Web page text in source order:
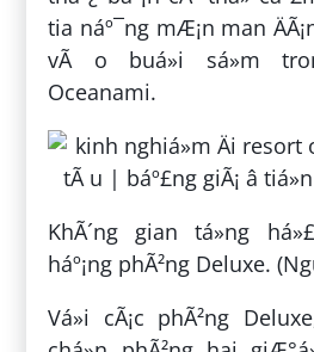
tia náº¯ng mÆ¡n man
vÃ o buá»i sá»m
Oceanami.
KhÃ´ng gian tá»ng
háº¡ng phÃ²ng Deluxe.
Vá»i cÃ¡c phÃ²ng